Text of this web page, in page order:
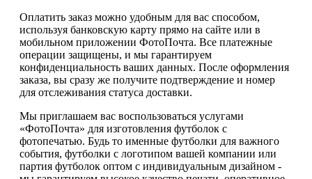
Оплатить заказ можно удобным для вас способом,
используя банковскую карту прямо на сайте или в
мобильном приложении ФотоПочта. Все платежные
операции защищены, и мы гарантируем
конфиденциальность ваших данных. После оформления
заказа, вы сразу же получите подтверждение и номер
для отслеживания статуса доставки.
Мы приглашаем вас воспользоваться услугами
«ФотоПочта» для изготовления футболок с
фотопечатью. Будь то именные футболки для важного
события, футболки с логотипом вашей компании или
партия футболок оптом с индивидуальным дизайном -